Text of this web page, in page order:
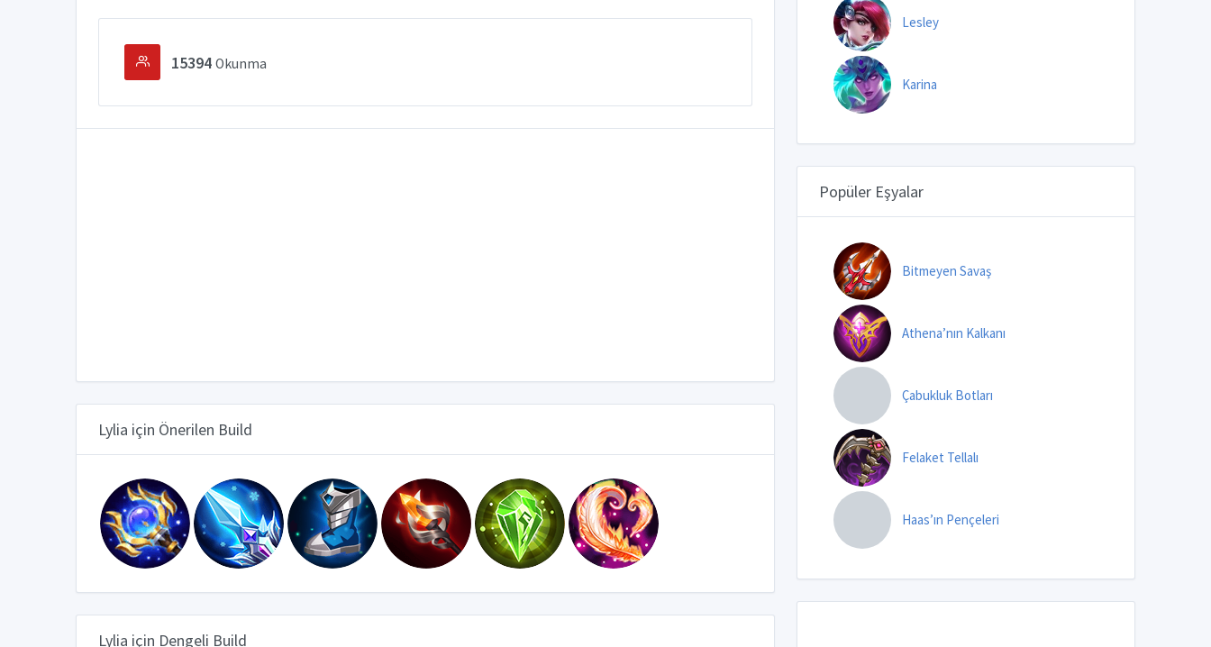
15394 Okunma
Lylia için Önerilen Build
Lylia için Dengeli Build
Lesley
Karina
Popüler Eşyalar
Bitmeyen Savaş
Athena’nın Kalkanı
Çabukluk Botları
Felaket Tellalı
Haas’ın Pençeleri